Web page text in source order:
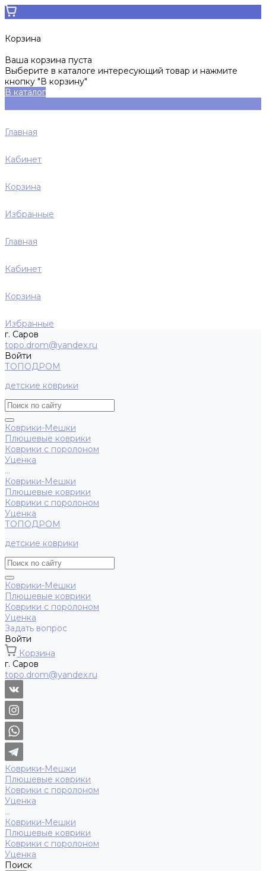
Корзина
Ваша корзина пуста
Выберите в каталоге интересующий товар и нажмите
кнопку "В корзину"
В каталог
Главная
Кабинет
Корзина
Избранные
Главная
Кабинет
Корзина
Избранные
г. Саров
topo.drom@yandex.ru
Войти
ТОПОДРОМ
детские коврики
Коврики-Мешки
Плюшевые коврики
Коврики с поролоном
Уценка
...
Коврики-Мешки
Плюшевые коврики
Коврики с поролоном
Уценка
ТОПОДРОМ
детские коврики
Коврики-Мешки
Плюшевые коврики
Коврики с поролоном
Уценка
Задать вопрос
Войти
Корзина
г. Саров
topo.drom@yandex.ru
Коврики-Мешки
Плюшевые коврики
Коврики с поролоном
Уценка
...
Коврики-Мешки
Плюшевые коврики
Коврики с поролоном
Уценка
Поиск